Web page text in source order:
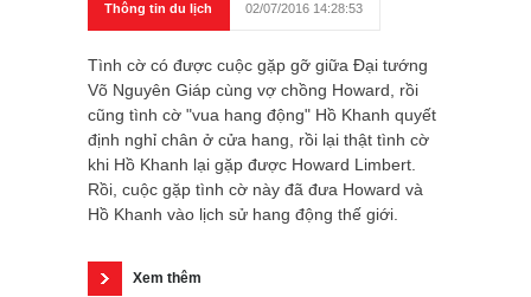
Thông tin du lịch 02/07/2016 14:28:53
Tình cờ có được cuộc gặp gỡ giữa Đại tướng
Võ Nguyên Giáp cùng vợ chồng Howard, rồi
cũng tình cờ "vua hang động" Hồ Khanh quyết
định nghỉ chân ở cửa hang, rồi lại thật tình cờ
khi Hồ Khanh lại gặp được Howard Limbert.
Rồi, cuộc gặp tình cờ này đã đưa Howard và
Hồ Khanh vào lịch sử hang động thế giới.
Xem thêm